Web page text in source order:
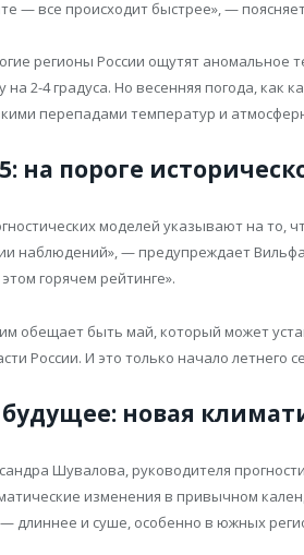
— все происходит быстрее», —
регионы России ощутят аномальное
на 2-4 градуса. Но весенняя погода, как
перепадами температур и
на пороге
моделей указывают на то,
наблюдений», — предупреждает
горячем рейтинге».
обещает быть май, который может
России. И это только начало летнего
будущее: новая
Шувалова, руководителя
изменения в привычном
длиннее и суше, особенно в южных